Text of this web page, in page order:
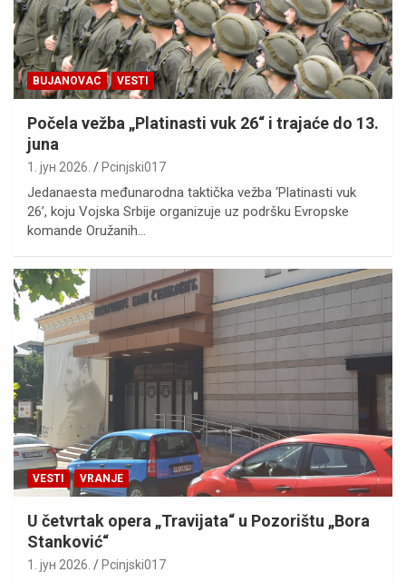
BUJANOVAC VESTI
Počela vežba „Platinasti vuk 26“ i trajaće do 13.
juna
1. јун 2026. Pcinjski017
Jedanaesta međunarodna taktička vežba ‘Platinasti vuk
26’, koju Vojska Srbije organizuje uz podršku Evropske
komande Oružanih…
VESTI VRANJE
U četvrtak opera „Travijata“ u Pozorištu „Bora
Stanković“
1. јун 2026. Pcinjski017